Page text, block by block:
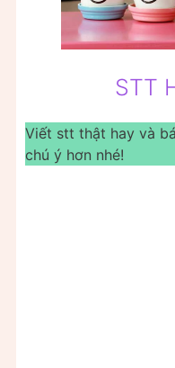
STT
Viết stt thật hay và
chú ý hơn nhé!